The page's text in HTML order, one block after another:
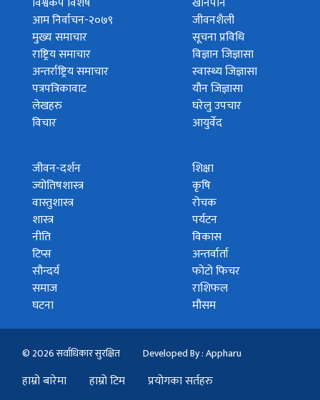
आम निर्वाचन-२०७९
मुख्य समाचार
राष्ट्रिय समाचार
अन्तर्राष्ट्रिय समाचार
पत्रपत्रिकावाट
लेखहरु
विचार
जीवनशैली
सूचना प्रविधि
विज्ञान जिज्ञासा
स्वास्थ्य जिज्ञासा
यौन जिज्ञासा
घरेलु उपचार
आयुर्वेद
जीवन-दर्शन
ज्योतिषशास्त्र
वास्तुशास्त्र
शास्त्र
नीति
टिप्स
सौन्दर्य
समाज
घटना
शिक्षा
कृषि
रोचक
पर्यटन
विकास
अन्तर्वार्ता
फोटो फिचर
राशिफल
मौसम
© 2026 सर्वाधिकार सुरक्षित Developed By : Appharu
हाम्रो बारेमा हाम्रो टिम
प्रयोगका सर्तहरु